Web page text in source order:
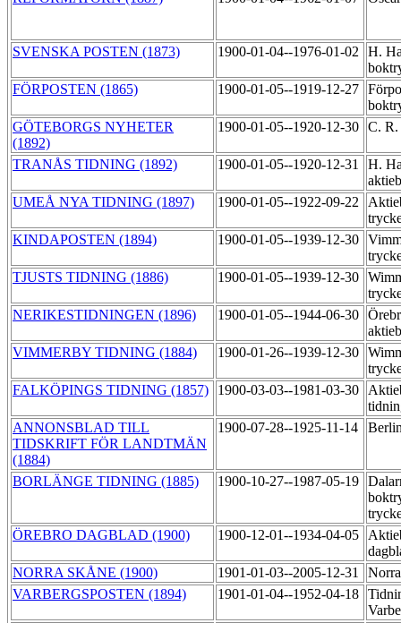
SVENSKA POSTEN (1873) 1900-01-04--1976-01-02
H.
FÖRPOSTEN (1865)
1900-01-05--1919-12-27
GÖTEBORGS NYHETER
(1892)
1900-01-05--1920-12-30 C.
TRANÅS TIDNING (1892) 1900-01-05--1920-12-31
H.
UMEÅ NYA TIDNING (1897)
1900-01-05--1922-09-22
KINDAPOSTEN (1894)
1900-01-05--1939-12-30
TJUSTS TIDNING (1886)
1900-01-05--1939-12-30
NERIKESTIDNINGEN (1896)
1900-01-05--1944-06-30
VIMMERBY TIDNING (1884)
1900-01-26--1939-12-30
FALKÖPINGS TIDNING (1857)
1900-03-03--1981-03-30
ANNONSBLAD TILL
TIDSKRIFT FÖR LANDTMÄN
(1884)
1900-07-28--1925-11-14
BORLÄNGE TIDNING (1885) 1900-10-27--1987-05-19
ÖREBRO DAGBLAD (1900)
1900-12-01--1934-04-05
NORRA SKÅNE (1900)
1901-01-03--2005-12-31
VARBERGSPOSTEN (1894)
1901-01-04--1952-04-18